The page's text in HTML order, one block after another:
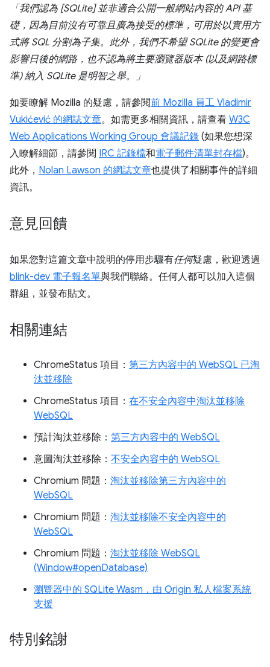
「我們認為 [SQLite] 並非適合公開一般網站內容的 API 基
礎，因為目前沒有可靠且廣為接受的標準，可用於以實用方
式將 SQL 分割為子集。此外，我們不希望 SQLite 的變更會
影響日後的網路，也不認為將主要瀏覽器版本 (以及網路標
準) 納入 SQLite 是明智之舉。」
如要瞭解 Mozilla 的疑慮，請參閱前 Mozilla 員工 Vladimir
Vukićević 的網誌文章。如需更多相關資訊，請查看 W3C
Web Applications Working Group 會議記錄 (如果您想深
入瞭解細節，請參閱 IRC 記錄檔和電子郵件清單封存檔)。
此外， Nolan Lawson 的網誌文章也提供了相關事件的詳細
資訊。
意見回饋
如果您對這篇文章中說明的停用步驟有任何疑慮，歡迎透過
blink-dev 電子報名單與我們聯絡。任何人都可以加入這個
群組，並發布貼文。
相關連結
ChromeStatus 項目： 第三方內容中的 WebSQL 已淘
汰並移除
ChromeStatus 項目： 在不安全內容中淘汰並移除
WebSQL
預計淘汰並移除： 第三方內容中的 WebSQL
意圖淘汰並移除： 不安全內容中的 WebSQL
Chromium 問題： 淘汰並移除第三方內容中的
WebSQL
Chromium 問題： 淘汰並移除不安全內容中的
WebSQL
Chromium 問題： 淘汰並移除 WebSQL
(Window#openDatabase)
瀏覽器中的 SQLite Wasm，由 Origin 私人檔案系統
支援
特別銘謝